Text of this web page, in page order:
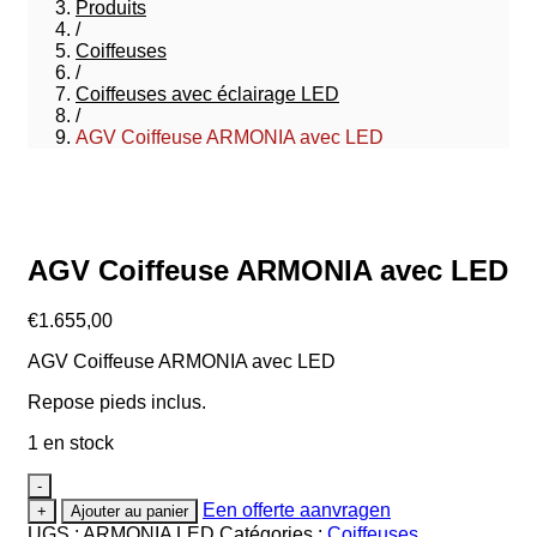
Produits
/
Coiffeuses
/
Coiffeuses avec éclairage LED
/
AGV Coiffeuse ARMONIA avec LED
AGV Coiffeuse ARMONIA avec LED
€1.655,00
AGV Coiffeuse ARMONIA avec LED
Repose pieds inclus.
1 en stock
-
+
Ajouter au panier
Een offerte aanvragen